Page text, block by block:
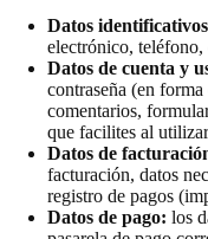
Datos
electrónico,
Datos de cuenta y
contraseña (en
comentarios,
que facilites al
Datos de
facturación, datos
registro de pagos
Datos de pago: los